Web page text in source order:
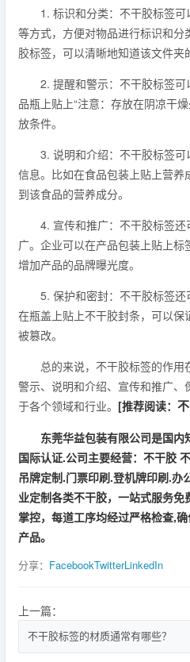
1. 标识和分类：不干胶标签可
等方式，方便对物品进行标识和
胶标签，可以清晰地知道该文件夹
2. 提醒和警示：不干胶标签可
品瓶上贴上“注意：存放在阴凉干
放条件。
3. 说明和介绍：不干胶标签可
信息。比如在食品包装上贴上营
到该食品的营养成分。
4. 宣传和推广：不干胶标签还
广。企业可以在产品包装上贴上标
增加产品的品牌曝光度。
5. 保护和密封：不干胶标签还
在瓶盖上贴上不干胶封条，可以
被篡改。
总的来说，不干胶标签的作用
警示、说明和介绍、宣传和推广
于各个领域和行业。 [推荐阅读：
东莞华益包装有限公司是国内
国际认证.公司主要经营：不干胶
吊牌定制.门票印刷.登机牌印刷.办
业定制各类不干胶，一站式服务
掌控，每道工序均经过严格检查,
产品。
分享： FacebookTwitterLinkedIn
上一篇：
不干胶标签的材质通常有哪些？